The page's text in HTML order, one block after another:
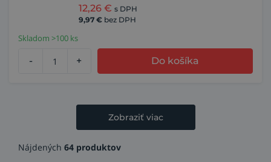
12,26 € s DPH
9,97 € bez DPH
Skladom >100 ks
- + Do košíka
Zobraziť viac
Nájdených 64 produktov